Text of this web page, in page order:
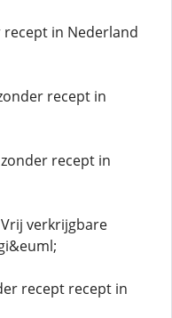
in Nederland
recept in
recept in
verkrijgbare
recept recept in